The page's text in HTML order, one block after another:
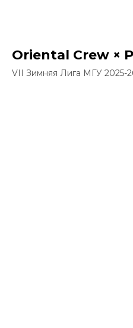
Oriental Crew ×
VII Зимняя Лига МГУ 2025-